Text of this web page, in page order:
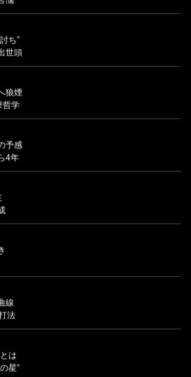
ち”
世頭
狼煙
哲学
予感
4年
線
法
は
星”